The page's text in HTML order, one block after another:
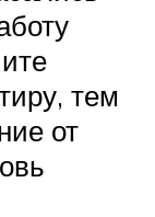
тем
от